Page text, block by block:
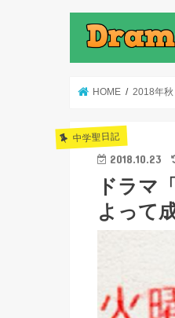
HOME 2018年秋
中学聖日記
2018.10.23
ドラマ
よって